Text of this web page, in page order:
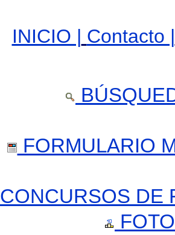
INICIO | Contacto |
FORMULARIO
CONCURSOS DE